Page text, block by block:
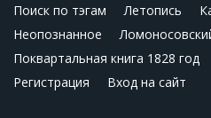
Поиск по тэгам Летопись
Неопознанное
Поквартальная книга 1828 год
Регистрация
Вход на сайт